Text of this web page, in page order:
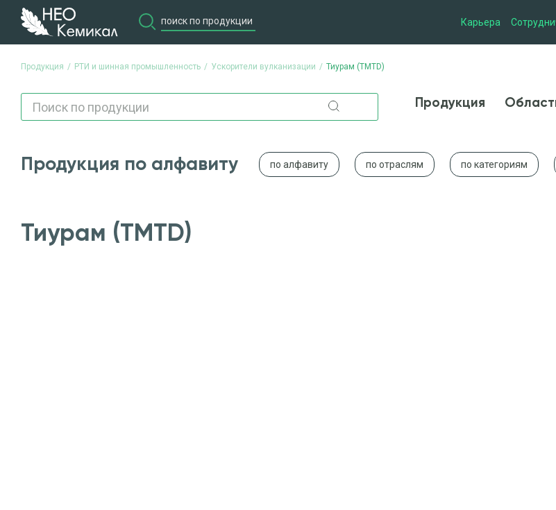
Карьера
Продукция РТИ и шинная промышленность Ускорители вулканизации Тиурам (TMTD)
Продукция
Продукция по алфавиту по алфавиту по отраслям по категориям
Тиурам (TMTD)